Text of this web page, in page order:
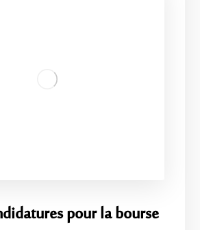
pour la bourse